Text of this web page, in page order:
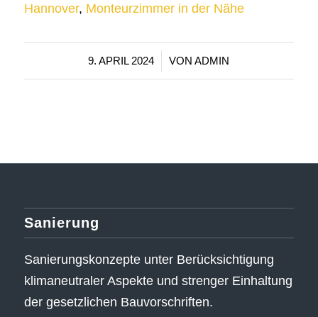
Hannover, Monteurzimmer in der Nähe
9. APRIL 2024
/ VONADMIN
Sanierung
Sanierungskonzepte unter Berücksichtigung
klimaneutraler Aspekte und strenger Einhaltung
der gesetzlichen Bauvorschriften.